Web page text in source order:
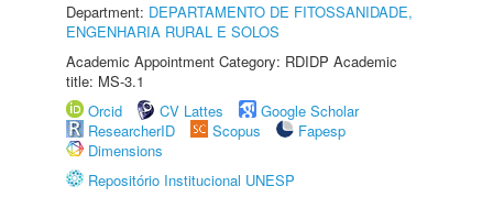
Department: DEPARTAMENTO DE FITOSSANIDADE,
ENGENHARIA RURAL E SOLOS
Academic Appointment Category: RDIDP Academic
title: MS-3.1
Orcid
CV Lattes
Google Scholar
ResearcherID
Scopus
Fapesp
Dimensions
Repositório Institucional UNESP